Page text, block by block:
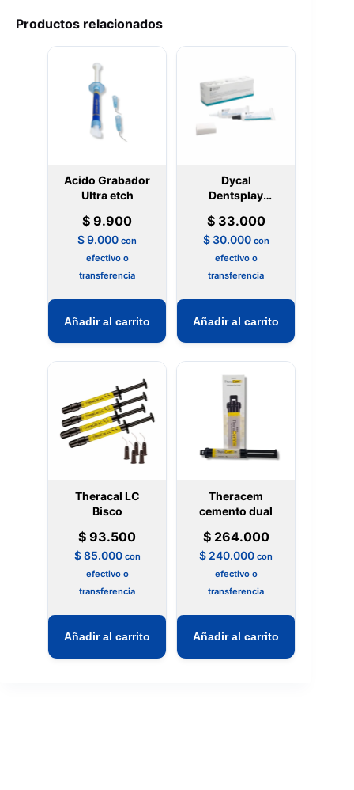
Productos relacionados
Acido Grabador
Ultra etch
$ 9.900
$9.000 con
efectivo o
transferencia
Añadir al carrito
Dycal
Dentsplay
Hidróxido De
Calcio
$33.000
$30.000 con
efectivo o
transferencia
Añadir al carrito
Theracal LC
Bisco
$ 93.500
$85.000 con
efectivo o
transferencia
Añadir al carrito
Theracem
cemento dual
$264.000
$ 240.000 con
efectivo o
transferencia
Añadir al carrito